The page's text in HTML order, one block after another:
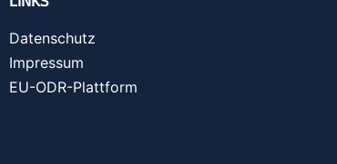
Datenschutz
Impressum
EU-ODR-Plattform